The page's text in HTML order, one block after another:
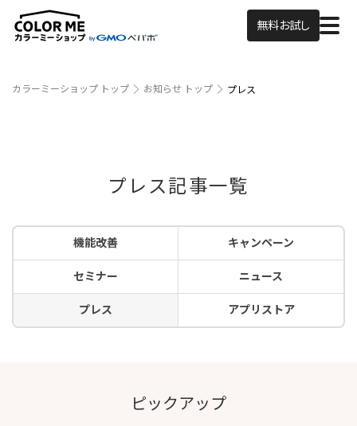
無料お試し
カラーミーショップ トップ お知らせ トップ プレス
プレス記事一覧
機能改善 キャンペーン
セミナー ニュース
プレス アプリストア
ピックアップ